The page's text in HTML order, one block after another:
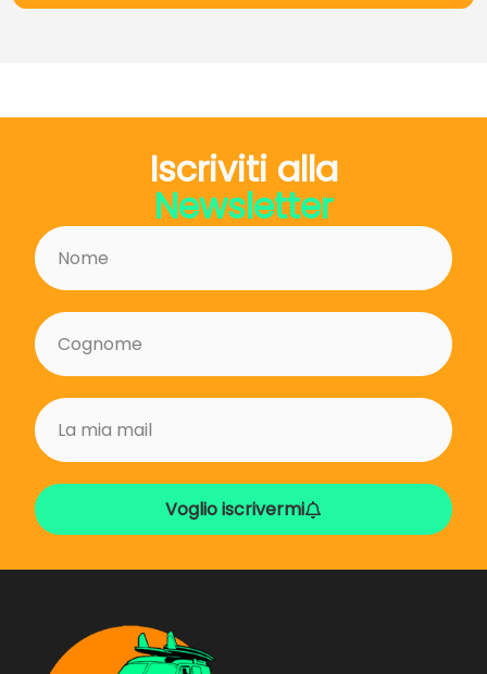
Iscriviti alla
Newsletter
Voglio iscrivermi